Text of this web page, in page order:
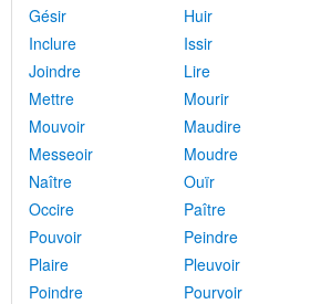
Gésir
Huir
Inclure
Issir
Joindre
Lire
Mettre
Mourir
Mouvoir
Maudire
Messeoir
Moudre
Naître
Ouïr
Occire
Paître
Pouvoir
Peindre
Plaire
Pleuvoir
Poindre
Pourvoir